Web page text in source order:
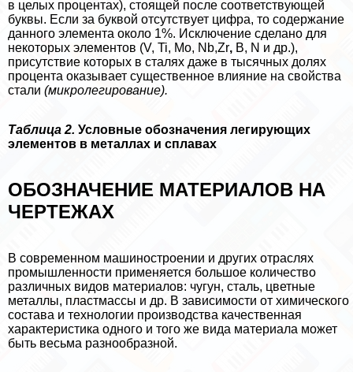
в целых процентах), стоящей после соответствующей
буквы. Если за буквой отсутствует цифра, то содержание
данного элемента около 1%. Исключение сделано для
некоторых элементов (V, Ti, Mo, Nb,Zr, В, N и др.),
присутствие которых в сталях даже в тысячных долях
процента оказывает существенное влияние на свойства
стали (микролегирование).
Таблица 2. Условные обозначения легирующих
элементов в металлах и сплавах
ОБОЗНАЧЕНИЕ МАТЕРИАЛОВ НА
ЧЕРТЕЖАХ
В современном машиностроении и других отраслях
промышленности применяется большое количество
различных видов материалов: чугун, сталь, цветные
металлы, пластмассы и др. В зависимости от химического
состава и технологии производства качественная
хаpaктеристика одного и того же вида материала может
быть весьма разнообразной.